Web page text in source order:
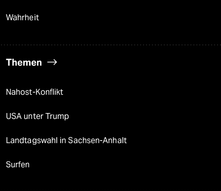
Wahrheit
Themen
Nahost-Konflikt
USA unter Trump
Landtagswahl in Sachsen-Anhalt
Surfen